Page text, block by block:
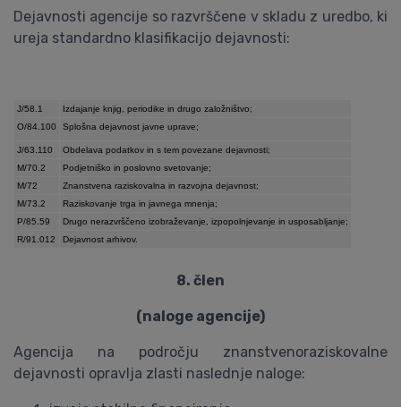
Dejavnosti agencije so razvrščene v skladu z uredbo, ki
ureja standardno klasifikacijo dejavnosti:
J/58.1
Izdajanje knjig, periodike in drugo založništvo;
O/84.100
Splošna dejavnost javne uprave;
J/63.110
Obdelava podatkov in s tem povezane dejavnosti;
M/70.2
Podjetniško in poslovno svetovanje;
M/72
Znanstvena raziskovalna in razvojna dejavnost;
M/73.2
Raziskovanje trga in javnega mnenja;
P/85.59
Drugo nerazvrščeno izobraževanje, izpopolnjevanje in usposabljanje;
R/91.012
Dejavnost arhivov.
8. člen
(naloge agencije)
Agencija na področju znanstvenoraziskovalne
dejavnosti opravlja zlasti naslednje naloge: